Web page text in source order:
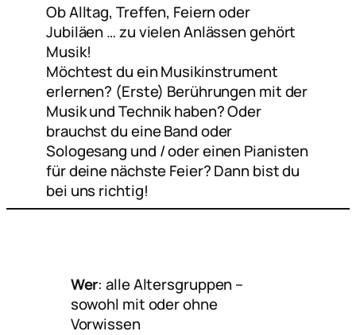
Ob Alltag, Treffen, Feiern oder
Jubiläen … zu vielen Anlässen gehört
Musik!
Möchtest du ein Musikinstrument
erlernen? (Erste) Berührungen mit der
Musik und Technik haben? Oder
brauchst du eine Band oder
Sologesang und / oder einen Pianisten
für deine nächste Feier? Dann bist du
bei uns richtig!
Wer: alle Altersgruppen –
sowohl mit oder ohne
Vorwissen